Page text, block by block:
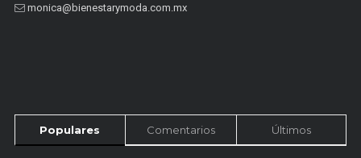
monica@bienestarymoda.com.mx
Populares Comentarios Últimos